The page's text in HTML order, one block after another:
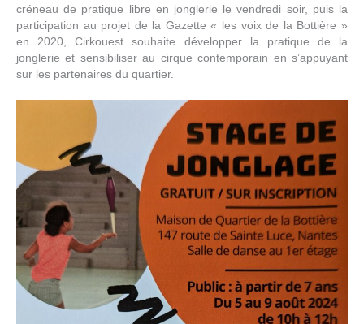
créneau de pratique libre en jonglerie le vendredi soir, puis la
participation au projet de la Gazette « les voix de la Bottière »
en 2020, Cirkouest souhaite développer la pratique de la
jonglerie et sensibiliser au cirque contemporain en s’appuyant
sur les partenaires du quartier.